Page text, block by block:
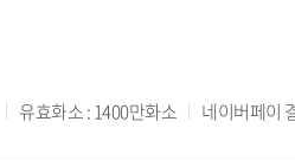
유효화소 : 1400만화소 네이버페이